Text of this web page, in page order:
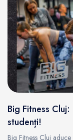
Big Fitness
studenți!
Big Fitness Cluj